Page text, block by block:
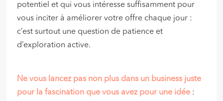
potentiel et qui vous intéresse suffisamment pour
vous inciter à améliorer votre offre chaque jour :
c’est surtout une question de patience et
d’exploration active.
Ne vous lancez pas non plus dans un business juste
pour la fascination que vous avez pour une idée :